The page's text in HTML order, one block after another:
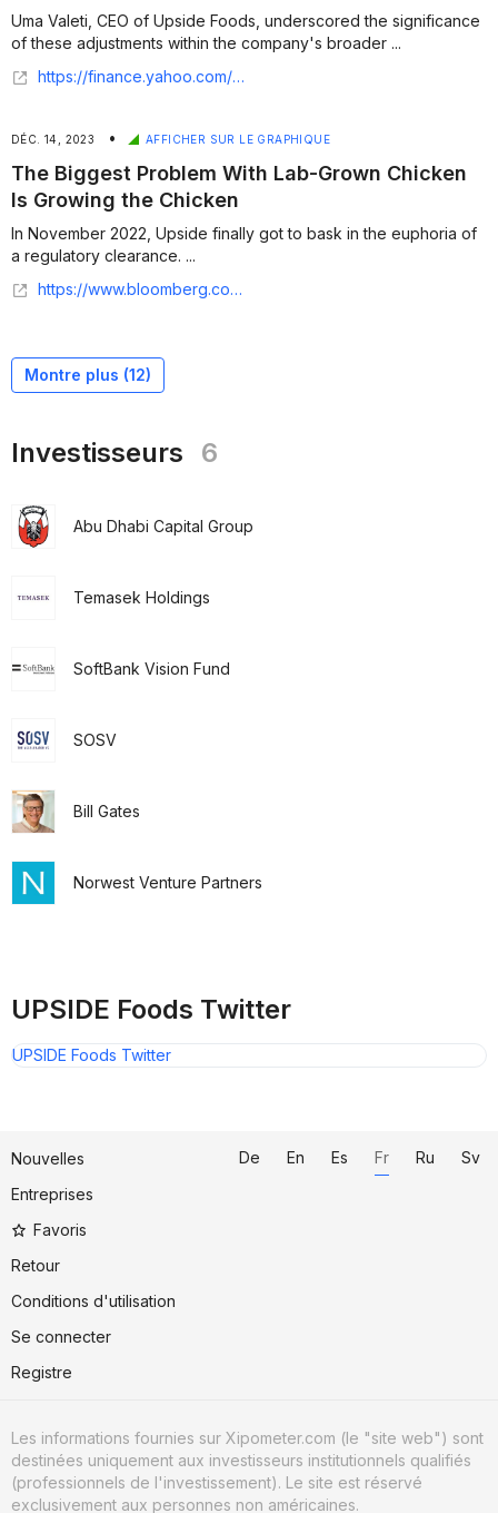
Uma Valeti, CEO of Upside Foods, underscored the significance
of these adjustments within the company's broader ...
https://finance.yahoo.com/news/upside-foods-prioritizes-expansion-emeryville-080000360.html
DÉC. 14, 2023 • AFFICHER SUR LE GRAPHIQUE
The Biggest Problem With Lab-Grown Chicken
Is Growing the Chicken
In November 2022, Upside finally got to bask in the euphoria of
a regulatory clearance. ...
https://www.bloomberg.com/news/features/2023-12-14/upside-foods-struggles-with-lab-grown-chicken-despite-600-million
Montre plus (12)
Investisseurs 6
Abu Dhabi Capital Group
Temasek Holdings
SoftBank Vision Fund
SOSV
Bill Gates
Norwest Venture Partners
UPSIDE Foods Twitter
UPSIDE Foods Twitter
Nouvelles
Entreprises
Favoris
Retour
Conditions d'utilisation
Se connecter
Registre
De En Es Fr Ru Sv
Les informations fournies sur Xipometer.com (le "site web") sont
destinées uniquement aux investisseurs institutionnels qualifiés
(professionnels de l'investissement). Le site est réservé
exclusivement aux personnes non américaines.